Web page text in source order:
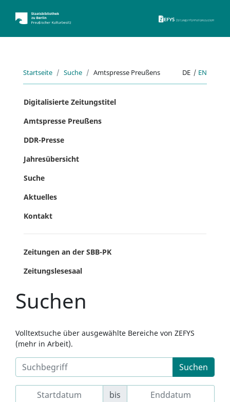
Startseite Suche Amtspresse Preußens DE | EN
Digitalisierte Zeitungstitel
Amtspresse Preußens
DDR-Presse
Jahresübersicht
Suche
Aktuelles
Kontakt
Zeitungen an der SBB-PK
Zeitungslesesaal
Suchen
Volltextsuche über ausgewählte Bereiche von ZEFYS
(mehr in Arbeit).
Suchen
bis